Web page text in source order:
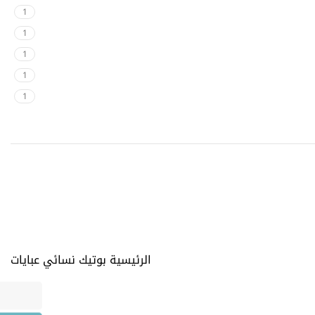
1
1
1
1
1
الرئيسية بوتيك نسائيعبايات